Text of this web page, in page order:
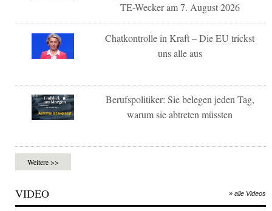
TE-Wecker am 7. August 2026
Chatkontrolle in Kraft – Die EU trickst
uns alle aus
Berufspolitiker: Sie belegen jeden Tag,
warum sie abtreten müssten
Weitere >>
VIDEO » alle Videos